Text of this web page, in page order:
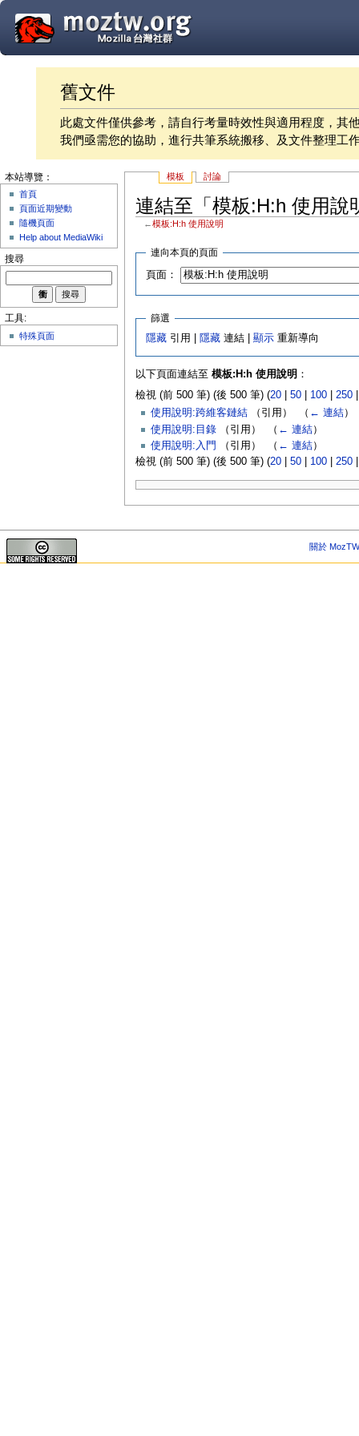
舊文件
此處文件僅供參考，請自行考量時效性與適用程度，其
我們亟需您的協助，進行共筆系統搬移、及文件整理工
模板 討論
連結至「模板:H:h 使用說
←模板:H:h 使用說明
連向本頁的頁面
頁面：
篩選
隱藏 引用 | 隱藏 連結 |顯示 重新導向
以下頁面連結至 模板:H:h 使用說明 ：
檢視 (前 500 筆) (後 500 筆) (20| 50| 100| 250
使用說明:跨維客鏈結（引用） ‎ （ ← 連結）
使用說明:目錄（引用） ‎ （ ← 連結）
使用說明:入門
（引用） ‎ （ ← 連結）
檢視 (前 500 筆) (後 500 筆) (20| 50| 100| 250
本站導覽：
首頁
頁面近期變動
隨機頁面
Help about MediaWiki
搜尋
工具:
特殊頁面
關於